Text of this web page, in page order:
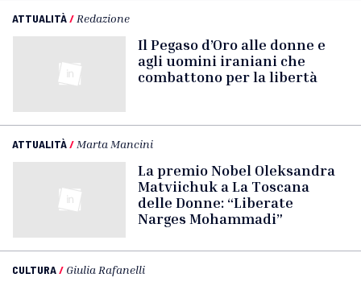
ATTUALITÀ/ Redazione
Il Pegaso d’Oro alle donne e
agli uomini iraniani che
combattono per la libertà
ATTUALITÀ/ Marta Mancini
La premio Nobel Oleksandra
Matviichuk a La Toscana
delle Donne: “Liberate
Narges Mohammadi”
CULTURA/ Giulia Rafanelli